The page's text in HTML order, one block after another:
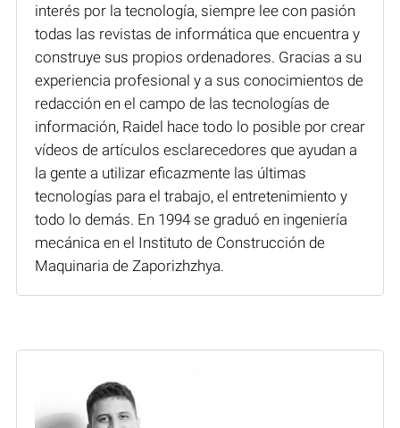
interés por la tecnología, siempre lee con pasión
todas las revistas de informática que encuentra y
construye sus propios ordenadores. Gracias a su
experiencia profesional y a sus conocimientos de
redacción en el campo de las tecnologías de
información, Raidel hace todo lo posible por crear
vídeos de artículos esclarecedores que ayudan a
la gente a utilizar eficazmente las últimas
tecnologías para el trabajo, el entretenimiento y
todo lo demás. En 1994 se graduó en ingeniería
mecánica en el Instituto de Construcción de
Maquinaria de Zaporizhzhya.